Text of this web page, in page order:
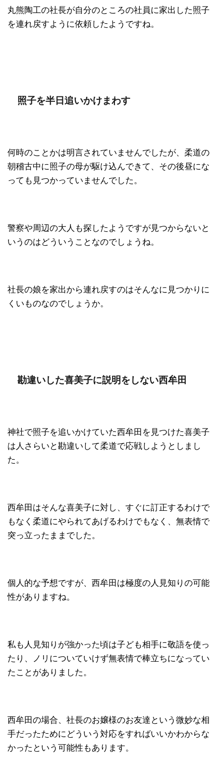
丸熊陶工の社長が自分のところの社員に家出した照子
を連れ戻すように依頼したようですね。
照子を半日追いかけまわす
何時のことかは明言されていませんでしたが、柔道の
朝稽古中に照子の母が駆け込んできて、その後昼にな
っても見つかっていませんでした。
警察や周辺の大人も探したようですが見つからないと
いうのはどういうことなのでしょうね。
社長の娘を家出から連れ戻すのはそんなに見つかりに
くいものなのでしょうか。
勘違いした喜美子に説明をしない西牟田
神社で照子を追いかけていた西牟田を見つけた喜美子
は人さらいと勘違いして柔道で応戦しようとしまし
た。
西牟田はそんな喜美子に対し、すぐに訂正するわけで
もなく柔道にやられてあげるわけでもなく、無表情で
突っ立ったままでした。
個人的な予想ですが、西牟田は極度の人見知りの可能
性がありますね。
私も人見知りが強かった頃は子ども相手に敬語を使っ
たり、ノリについていけず無表情で棒立ちになってい
たことがありました。
西牟田の場合、社長のお嬢様のお友達という微妙な相
手だったためにどういう対応をすればいいかわからな
かったという可能性もあります。